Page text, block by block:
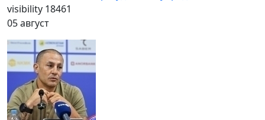
visibility 18461
05 август